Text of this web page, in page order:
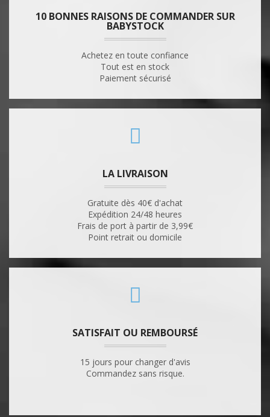
10 BONNES RAISONS DE COMMANDER SUR
BABYSTOCK
Achetez en toute confiance
Tout est en stock
Paiement sécurisé
LA LIVRAISON
Gratuite dès 40€ d'achat
Expédition 24/48 heures
Frais de port à partir de 3,99€
Point retrait ou domicile
SATISFAIT OU REMBOURSÉ
15 jours pour changer d'avis
Commandez sans risque.